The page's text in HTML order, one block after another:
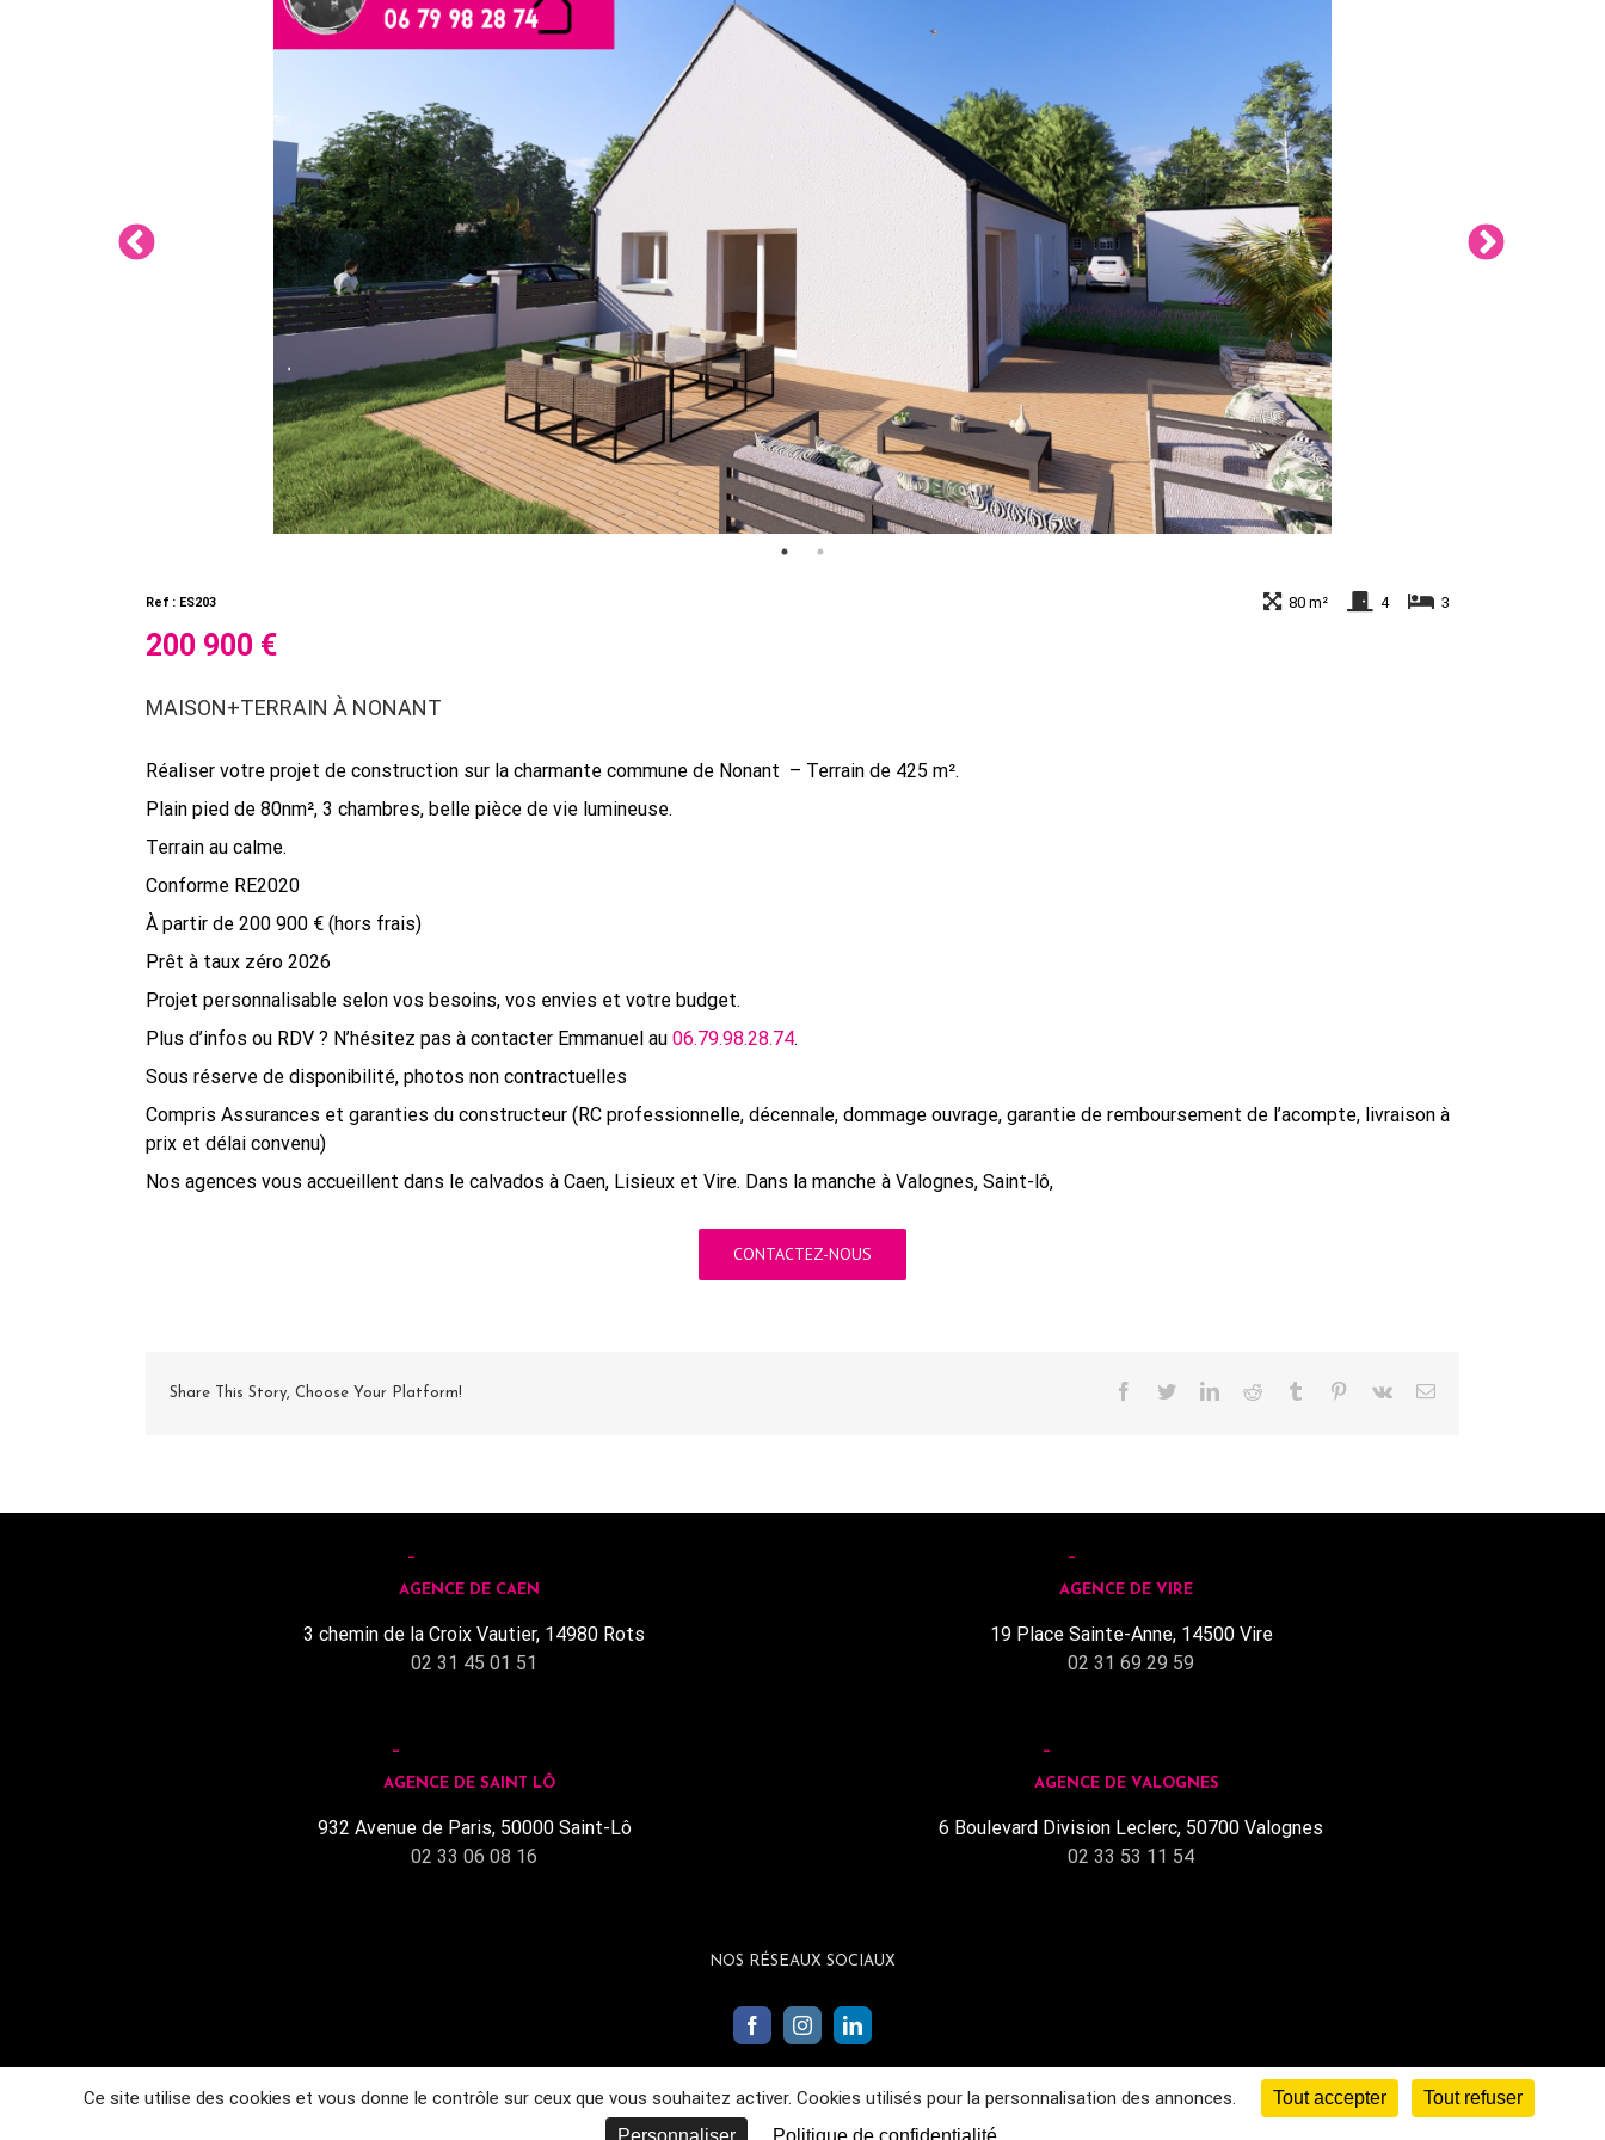
Ref : ES203 80 m² 4 3
200 900 €
MAISON+TERRAIN À NONANT
Réaliser votre projet de construction sur la charmante commune de Nonant – Terrain de 425 m².
Plain pied de 80nm², 3 chambres, belle pièce de vie lumineuse.
Terrain au calme.
Conforme RE2020
À partir de 200 900 € (hors frais)
Prêt à taux zéro 2026
Projet personnalisable selon vos besoins, vos envies et votre budget.
Plus d’infos ou RDV ? N’hésitez pas à contacter Emmanuel au 06.79.98.28.74.
Sous réserve de disponibilité, photos non contractuelles
Compris Assurances et garanties du constructeur (RC professionnelle, décennale, dommage ouvrage, garantie de remboursement de l’acompte, livraison à
prix et délai convenu)
Nos agences vous accueillent dans le calvados à Caen, Lisieux et Vire. Dans la manche à Valognes, Saint-lô,
CONTACTEZ-NOUS
Share This Story, Choose Your Platform! Facebook
TwitterLinkedInReddit Tumblr Pinterest
Vk Email
AGENCE DE CAEN
3 chemin de la Croix Vautier, 14980 Rots
02 31 45 01 51
AGENCE DE VIRE
19 Place Sainte-Anne, 14500 Vire
02 31 69 29 59
AGENCE DE SAINT LÔ
932 Avenue de Paris, 50000 Saint-Lô
02 33 06 08 16
AGENCE DE VALOGNES
6 Boulevard Division Leclerc, 50700 Valognes
02 33 53 11 54
NOS RÉSEAUX SOCIAUX
Mentions légales|Politique de confidentialité|© conception Mediapilote Normandie
Ce site utilise des cookies et vous donne le contrôle sur ceux que vous souhaitez activer. Cookies utilisés pour la personnalisation des annonces. Tout accepter
Tout refuser
Personnaliser
Politique de confidentialité